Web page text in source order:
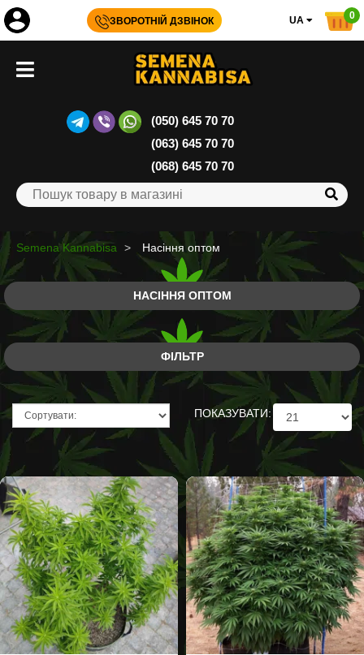
ЗВОРОТНІЙ ДЗВІНОК UA 0
(050) 645 70 70
(063) 645 70 70
(068) 645 70 70
Semena Kannabisa Насіння оптом
НАСІННЯ ОПТОМ
ФІЛЬТР
ПОКАЗУВАТИ: